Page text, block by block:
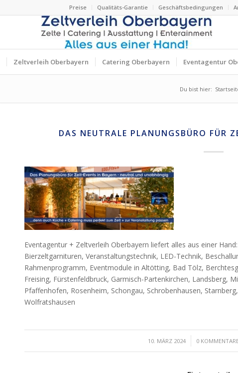
Preise Qualitäts-Garantie Geschäftsbedingungen
Zeltverleih Oberbayern Catering Oberbayern Eventagentur
Du bist hier:
DAS NEUTRALE PLANUNGSBÜRO FÜR
Eventagentur + Zeltverleih Oberbayern liefert alles aus einer
Bierzeltgarnituren, Veranstaltungstechnik, LED-Technik,
Rahmenprogramm, Eventmodule in Altötting, Bad Tölz,
Freising, Fürstenfeldbruck, Garmisch-Partenkirchen, Landsberg,
Pfaffenhofen, Rosenheim, Schongau, Schrobenhausen,
Wolfratshausen
10. MÄRZ 2024
/ 0 /